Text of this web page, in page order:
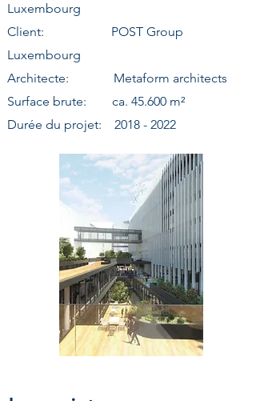
Luxembourg
Client: POST Group
Luxembourg
Architecte: Metaform architects
Surface brute: ca. 45.600 m²
Durée du projet: 2018 - 2022